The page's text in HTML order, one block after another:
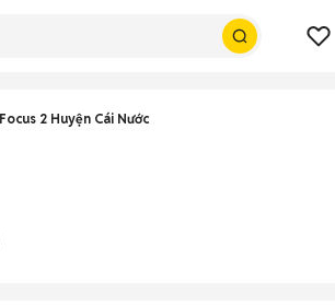
2 Huyện Cái Nước